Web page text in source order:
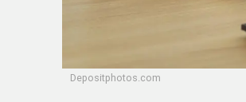
Depositphotos.com